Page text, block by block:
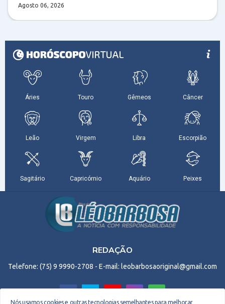
Agosto 06, 2026
REDAÇÃO
Telefone: (75) 9 9990-2708 - E-mail: leobarbosaoriginal@gmail.com
Nós usamos cookies e outras tecnologias semelhantes para melhorar